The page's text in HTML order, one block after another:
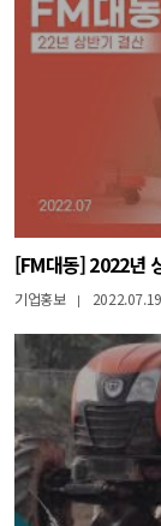
[FM대동] 2022년
기업홍보 | 2022.07.19